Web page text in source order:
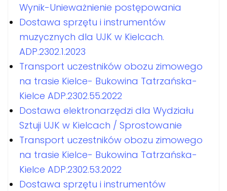
Wynik-Unieważnienie postępowania
Dostawa sprzętu i instrumentów
muzycznych dla UJK w Kielcach.
ADP.2302.1.2023
Transport uczestników obozu zimowego
na trasie Kielce- Bukowina Tatrzańska-
Kielce ADP.2302.55.2022
Dostawa elektronarzędzi dla Wydziału
Sztuji UJK w Kielcach / Sprostowanie
Transport uczestników obozu zimowego
na trasie Kielce- Bukowina Tatrzańska-
Kielce ADP.2302.53.2022
Dostawa sprzętu i instrumentów